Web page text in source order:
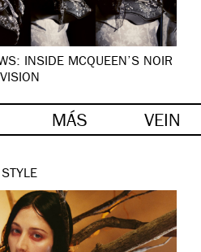
INSIDE MCQUEEN’S NOIR
VISION
MÁS VEIN
STYLE